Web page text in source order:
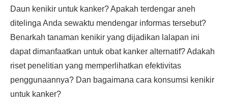
Daun kenikir untuk kanker? Apakah terdengar aneh
ditelinga Anda sewaktu mendengar informas tersebut?
Benarkah tanaman kenikir yang dijadikan lalapan ini
dapat dimanfaatkan untuk obat kanker alternatif? Adakah
riset penelitian yang memperlihatkan efektivitas
penggunaannya? Dan bagaimana cara konsumsi kenikir
untuk kanker?